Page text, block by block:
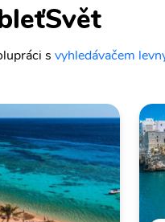
s vyhledávačem